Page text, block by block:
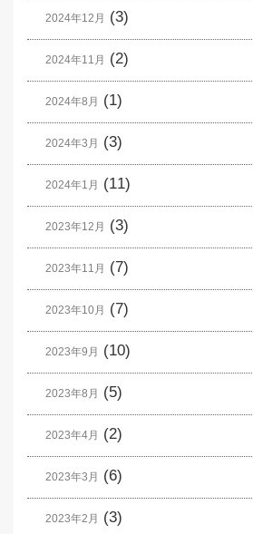
2024年12月 (3)
2024年11月 (2)
2024年8月 (1)
2024年3月 (3)
2024年1月 (11)
2023年12月 (3)
2023年11月 (7)
2023年10月 (7)
2023年9月 (10)
2023年8月 (5)
2023年4月 (2)
2023年3月 (6)
2023年2月 (3)